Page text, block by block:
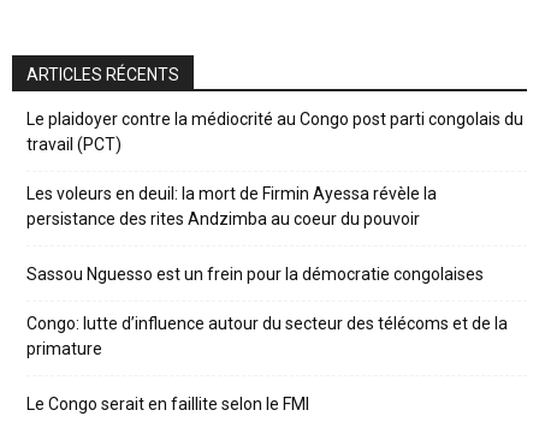
ARTICLES RÉCENTS
Le plaidoyer contre la médiocrité au Congo post parti congolais du
travail (PCT)
Les voleurs en deuil: la mort de Firmin Ayessa révèle la
persistance des rites Andzimba au coeur du pouvoir
Sassou Nguesso est un frein pour la démocratie congolaises
Congo: lutte d’influence autour du secteur des télécoms et de la
primature
Le Congo serait en faillite selon le FMI